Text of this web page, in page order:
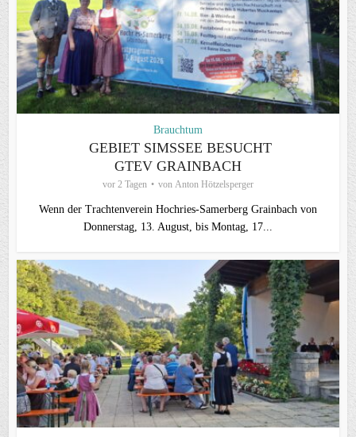
Brauchtum
GEBIET SIMSSEE BESUCHT
GTEV GRAINBACH
vor 2 Tagen von Anton Hötzelsperger
Wenn der Trachtenverein Hochries-Samerberg Grainbach von
Donnerstag, 13. August, bis Montag, 17...